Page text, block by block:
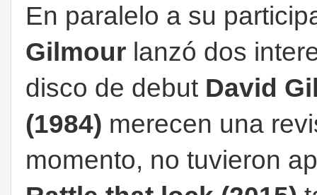
En paralelo a su
Gilmour lanzó dos
disco de debut David
(1984) merecen una
momento, no tuvieron